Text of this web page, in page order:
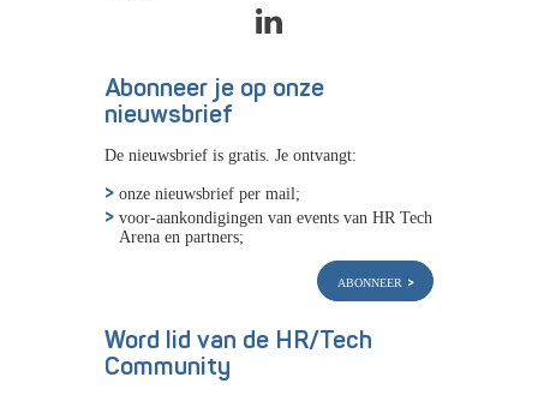
Abonneer je op onze
nieuwsbrief
De nieuwsbrief is gratis. Je ontvangt:
onze nieuwsbrief per mail;
voor-aankondigingen van events van HR Tech
Arena en partners;
abonneer
Word lid van de HR/Tech
Community